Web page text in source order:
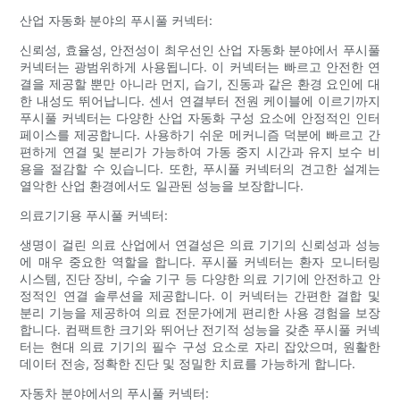
산업 자동화 분야의 푸시풀 커넥터:
신뢰성, 효율성, 안전성이 최우선인 산업 자동화 분야에서 푸시풀
커넥터는 광범위하게 사용됩니다. 이 커넥터는 빠르고 안전한 연
결을 제공할 뿐만 아니라 먼지, 습기, 진동과 같은 환경 요인에 대
한 내성도 뛰어납니다. 센서 연결부터 전원 케이블에 이르기까지
푸시풀 커넥터는 다양한 산업 자동화 구성 요소에 안정적인 인터
페이스를 제공합니다. 사용하기 쉬운 메커니즘 덕분에 빠르고 간
편하게 연결 및 분리가 가능하여 가동 중지 시간과 유지 보수 비
용을 절감할 수 있습니다. 또한, 푸시풀 커넥터의 견고한 설계는
열악한 산업 환경에서도 일관된 성능을 보장합니다.
의료기기용 푸시풀 커넥터:
생명이 걸린 의료 산업에서 연결성은 의료 기기의 신뢰성과 성능
에 매우 중요한 역할을 합니다. 푸시풀 커넥터는 환자 모니터링
시스템, 진단 장비, 수술 기구 등 다양한 의료 기기에 안전하고 안
정적인 연결 솔루션을 제공합니다. 이 커넥터는 간편한 결합 및
분리 기능을 제공하여 의료 전문가에게 편리한 사용 경험을 보장
합니다. 컴팩트한 크기와 뛰어난 전기적 성능을 갖춘 푸시풀 커넥
터는 현대 의료 기기의 필수 구성 요소로 자리 잡았으며, 원활한
데이터 전송, 정확한 진단 및 정밀한 치료를 가능하게 합니다.
자동차 분야에서의 푸시풀 커넥터: